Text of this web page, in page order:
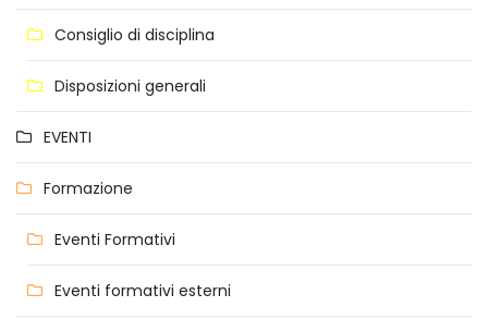
Consiglio di disciplina
Disposizioni generali
EVENTI
Formazione
Eventi Formativi
Eventi formativi esterni